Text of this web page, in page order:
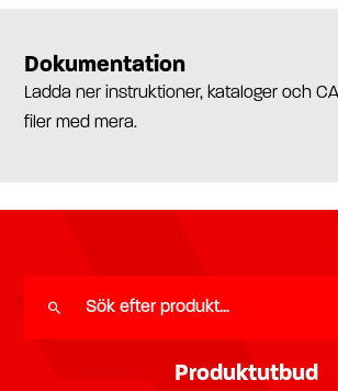
Dokumentation
Ladda ner instruktioner, kataloger och
filer med mera.
Produktutbud